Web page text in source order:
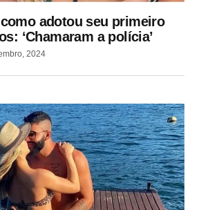
adotou seu primeiro
‘Chamaram a polícia’
2024